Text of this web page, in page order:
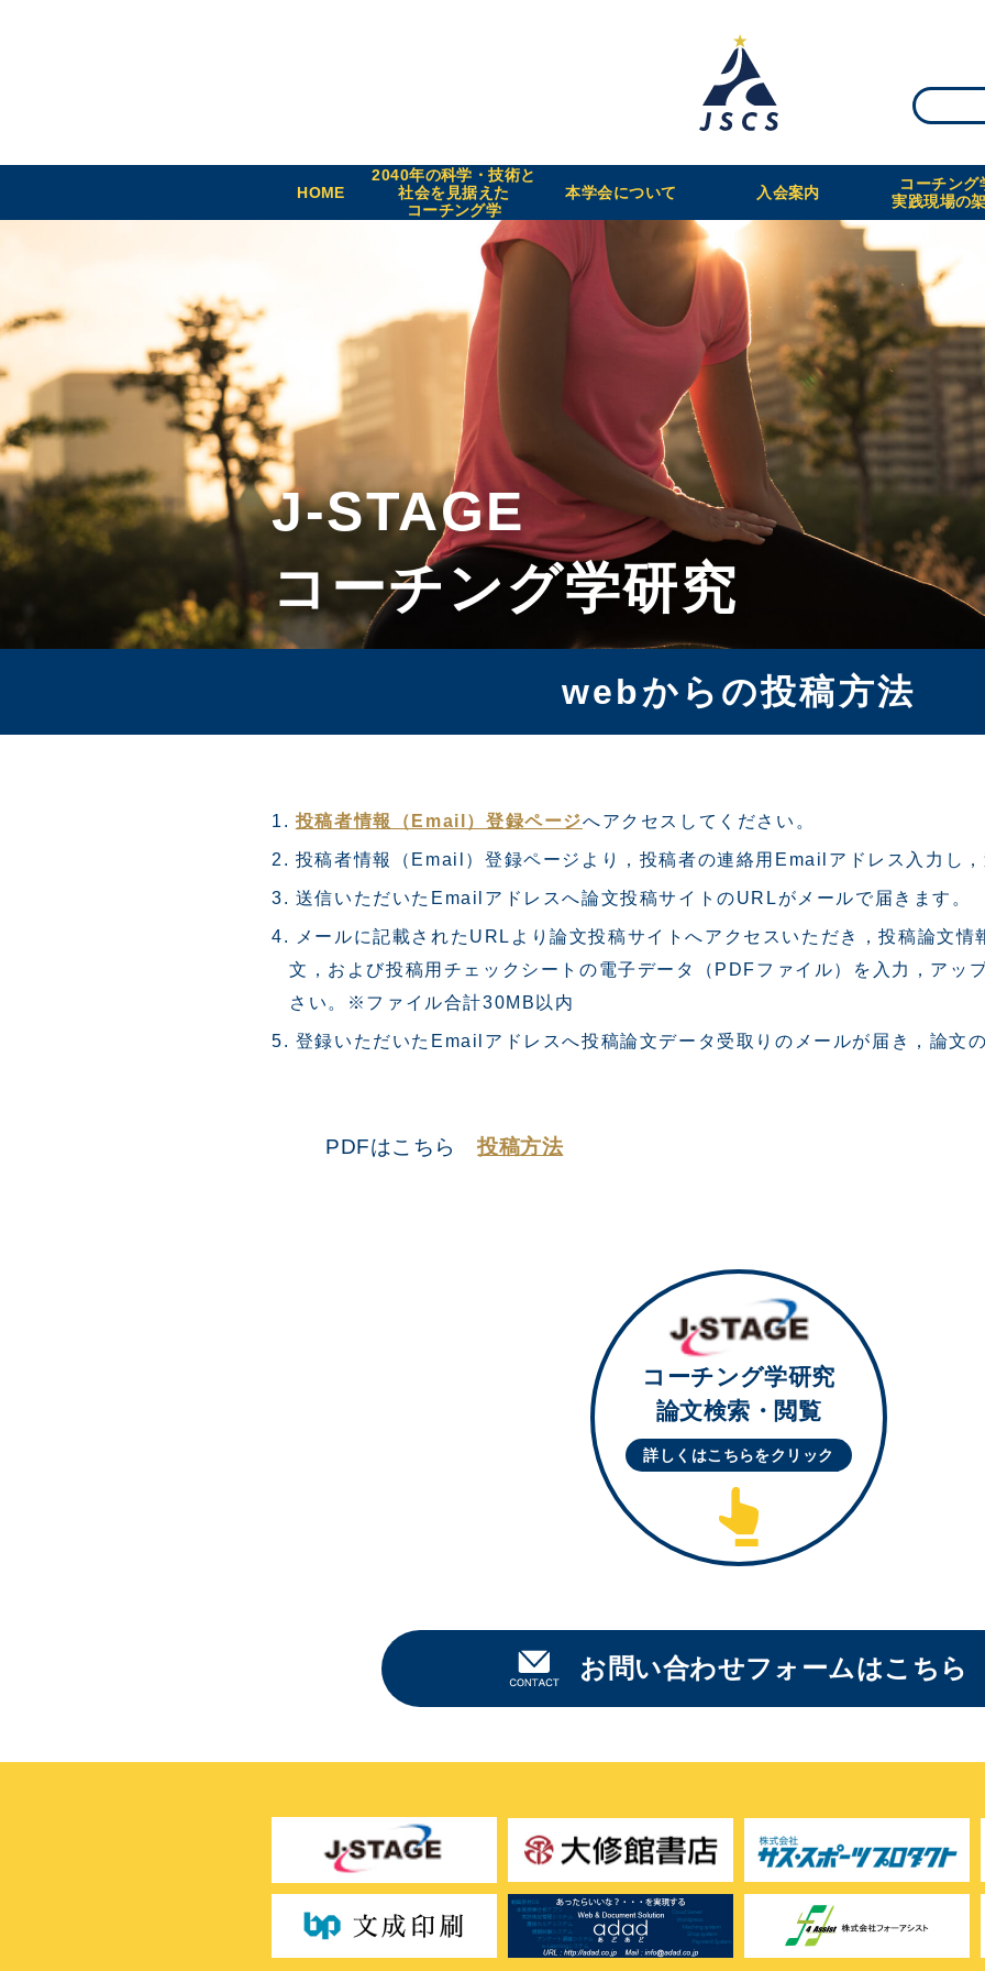
HOME
2040年の科学・技術と
社会を見据えた
コーチング学
本学会について 入会案内
コーチング
実践現場の
J-STAGE
コーチング学研究
webからの投稿方法
投稿者情報（Email）登録ページへアクセスしてください。
投稿者情報（Email）登録ページより，投稿者の連絡用Emailアドレス入力し，
送信いただいたEmailアドレスへ論文投稿サイトのURLがメールで届きます。
メールに記載されたURLより論文投稿サイトへアクセスいただき，投稿論文情
文，および投稿用チェックシートの電子データ（PDFファイル）を入力，アッ
さい。※ファイル合計30MB以内
登録いただいたEmailアドレスへ投稿論文データ受取りのメールが届き，論文
PDFはこちら投稿方法
コーチング学研究
論文検索・閲覧
詳しくはこちらをクリック
お問い合わせフォームはこちら